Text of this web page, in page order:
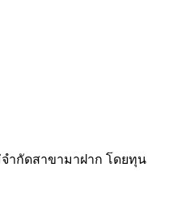
ำกัดสาขามาฝาก โดยทุน